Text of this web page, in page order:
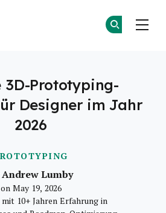
3D-Prototyping-
Designer im Jahr
2026
Andrew Lumby
on May 19, 2026
10+ Jahren Erfahrung in